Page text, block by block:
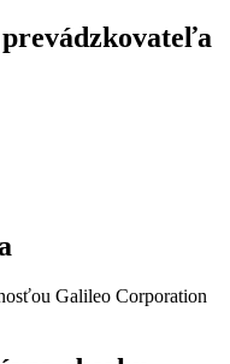
Galileo Corporation